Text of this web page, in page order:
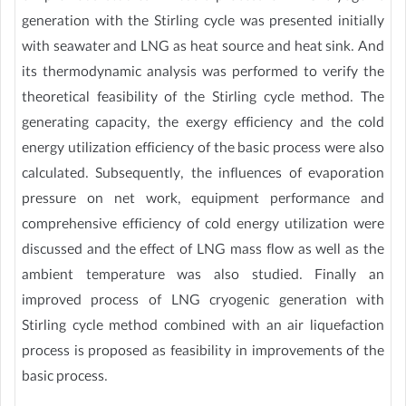
generation with the Stirling cycle was presented initially
with seawater and LNG as heat source and heat sink. And
its thermodynamic analysis was performed to verify the
theoretical feasibility of the Stirling cycle method. The
generating capacity, the exergy efficiency and the cold
energy utilization efficiency of the basic process were also
calculated. Subsequently, the influences of evaporation
pressure on net work, equipment performance and
comprehensive efficiency of cold energy utilization were
discussed and the effect of LNG mass flow as well as the
ambient temperature was also studied. Finally an
improved process of LNG cryogenic generation with
Stirling cycle method combined with an air liquefaction
process is proposed as feasibility in improvements of the
basic process.